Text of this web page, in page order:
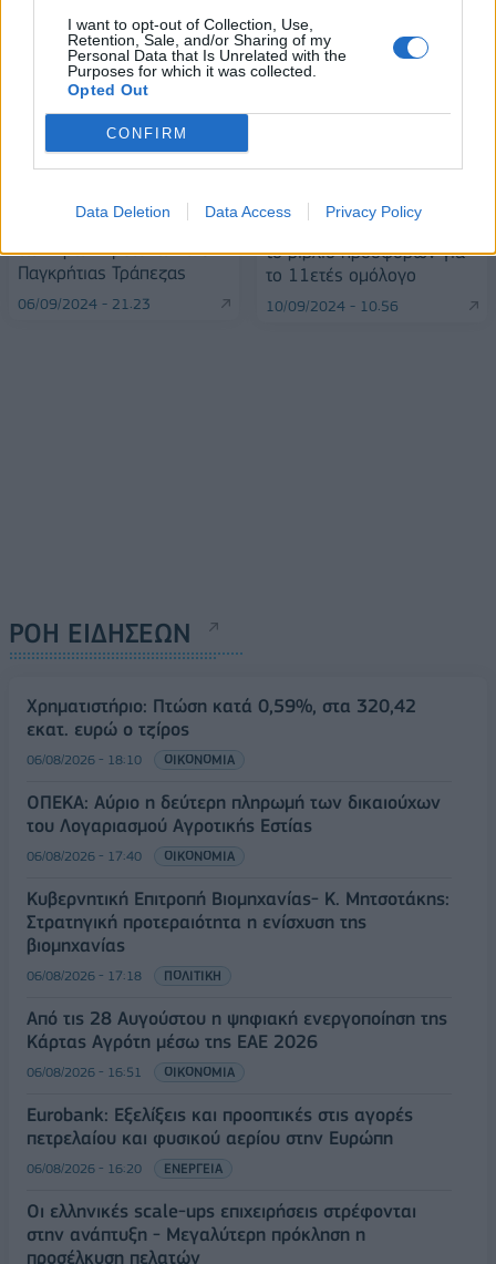
I want to opt-out of Collection, Use,
Retention, Sale, and/or Sharing of my
Personal Data that Is Unrelated with the
Purposes for which it was collected.
Opted Out
CONFIRM
Data Deletion Data Access Privacy Policy
ΠΕΡΙΣΣΌΤΕΡΑ ΣΕ ΑΥΤΉ ΤΗΝ ΚΑΤΗΓΟΡΊΑ
Attica Bank: Ενημέρωση
των πρώην μετόχων της
Παγκρήτιας Τράπεζας
06/09/2024 - 21:23
το βιβλίο προσφορών για
το 11ετές ομόλογο
10/09/2024 - 10:56
ΡΟΗ ΕΙΔΗΣΕΩΝ
Χρηματιστήριο: Πτώση κατά 0,59%, στα 320,42
εκατ. ευρώ ο τζίρος
06/08/2026 - 18:10 ΟΙΚΟΝΟΜΙΑ
ΟΠΕΚΑ: Αύριο η δεύτερη πληρωμή των δικαιούχων
του Λογαριασμού Αγροτικής Εστίας
06/08/2026 - 17:40 ΟΙΚΟΝΟΜΙΑ
Κυβερνητική Επιτροπή Βιομηχανίας- Κ. Μητσοτάκης:
Στρατηγική προτεραιότητα η ενίσχυση της
βιομηχανίας
06/08/2026 - 17:18 ΠΟΛΙΤΙΚΗ
Από τις 28 Αυγούστου η ψηφιακή ενεργοποίηση της
Κάρτας Αγρότη μέσω της ΕΑΕ 2026
06/08/2026 - 16:51 ΟΙΚΟΝΟΜΙΑ
Eurobank: Εξελίξεις και προοπτικές στις αγορές
πετρελαίου και φυσικού αερίου στην Ευρώπη
06/08/2026 - 16:20 ΕΝΕΡΓΕΙΑ
Οι ελληνικές scale-ups επιχειρήσεις στρέφονται
στην ανάπτυξη - Μεγαλύτερη πρόκληση η
προσέλκυση πελατών